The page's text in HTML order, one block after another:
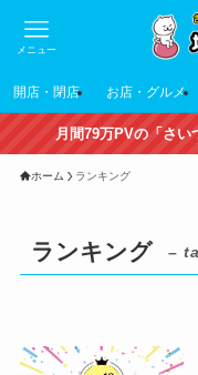
メニュー
開店・閉店 お店・グルメ
月間79万PVの「さい
ホーム ランキング
ランキング –